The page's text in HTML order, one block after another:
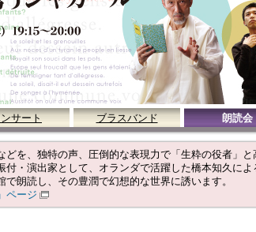
サート ブラスバンド 朗読会
どを、独特の声、圧倒的な表現力で「生粋の役者」と
付・演出家として、オランダで活躍した橋本知久によ
朗読し、その豊潤で幻想的な世界に誘います。
ページ